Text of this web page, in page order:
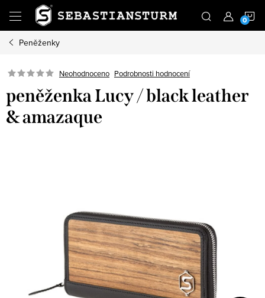
obsah
Peněženky
Neohodnoceno Podrobnosti hodnocení
peněženka Lucy / black leather
& amazaque